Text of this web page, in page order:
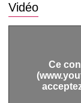
Vidéo
Ce